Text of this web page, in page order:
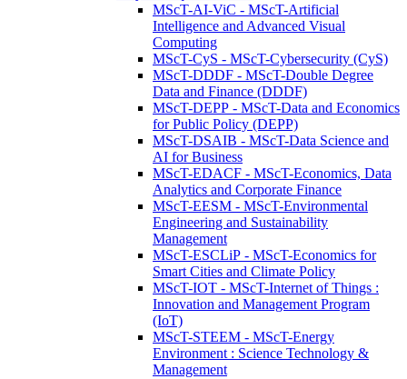
MScT-AI-ViC - MScT-Artificial
Intelligence and Advanced Visual
Computing
MScT-CyS - MScT-Cybersecurity (CyS)
MScT-DDDF - MScT-Double Degree
Data and Finance (DDDF)
MScT-DEPP - MScT-Data and Economics
for Public Policy (DEPP)
MScT-DSAIB - MScT-Data Science and
AI for Business
MScT-EDACF - MScT-Economics, Data
Analytics and Corporate Finance
MScT-EESM - MScT-Environmental
Engineering and Sustainability
Management
MScT-ESCLiP - MScT-Economics for
Smart Cities and Climate Policy
MScT-IOT - MScT-Internet of Things :
Innovation and Management Program
(IoT)
MScT-STEEM - MScT-Energy
Environment : Science Technology &
Management